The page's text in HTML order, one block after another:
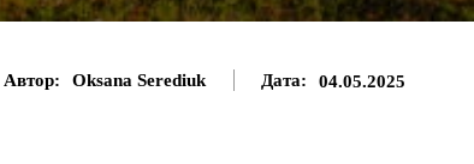
Автор: Oksana Serediuk Дата: 04.05.2025